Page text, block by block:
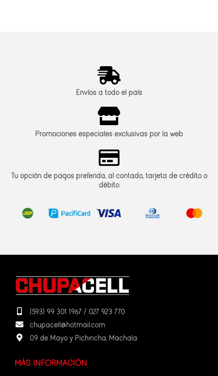
Envíos a todo el país
Promociones especiales exclusivas por la web
Tu opción de pagos preferida, al contado, tarjeta de crédito o
débito
(593) 99 301 1967 / 027 923 770
chupacell@hotmail.com
09 de Mayo y Pichincha, Machala
MÁS INFORMACIÓN